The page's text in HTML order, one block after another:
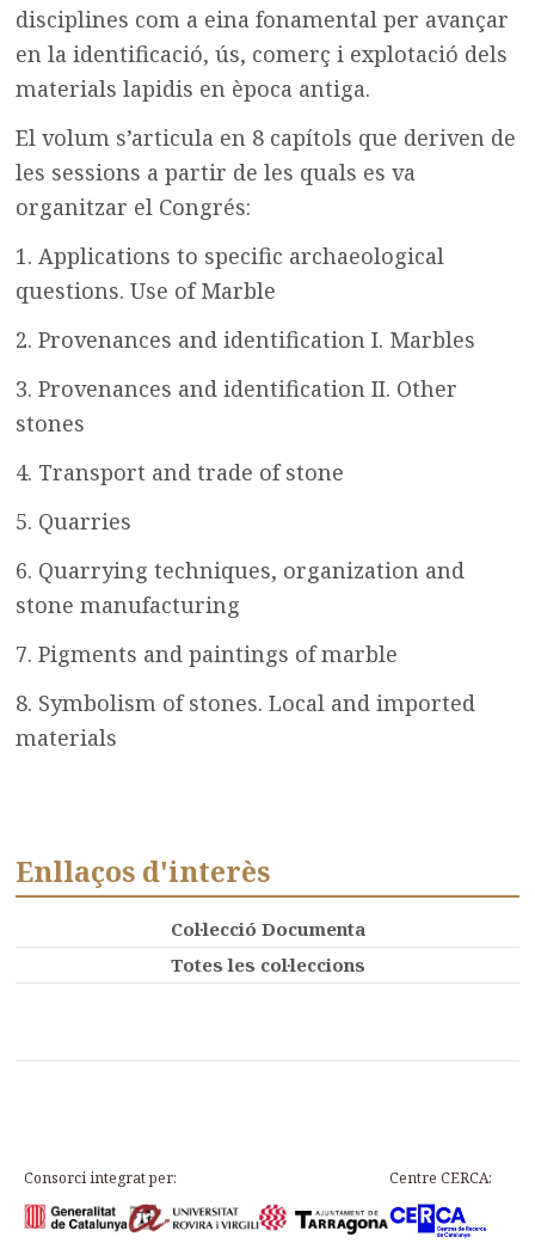
disciplines com a eina fonamental per avançar
en la identificació, ús, comerç i explotació dels
materials lapidis en època antiga.
El volum s’articula en 8 capítols que deriven de
les sessions a partir de les quals es va
organitzar el Congrés:
1. Applications to specific archaeological
questions. Use of Marble
2. Provenances and identification I. Marbles
3. Provenances and identification II. Other
stones
4. Transport and trade of stone
5. Quarries
6. Quarrying techniques, organization and
stone manufacturing
7. Pigments and paintings of marble
8. Symbolism of stones. Local and imported
materials
Enllaços d'interès
Col·lecció Documenta
Totes les col·leccions
Consorci integrat per: Centre CERCA: